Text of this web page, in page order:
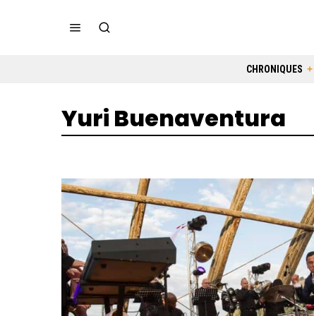
CHRONIQUES
Yuri Buenaventura